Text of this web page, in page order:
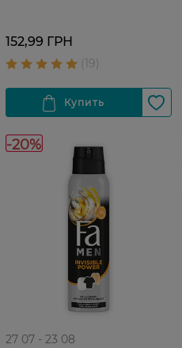
152,99 ГРН
-20%
27 07 - 23 08